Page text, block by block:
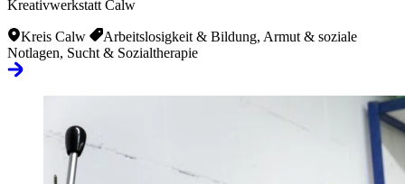
Kreativwerkstatt Calw
Kreis Calw
Arbeitslosigkeit & Bildung, Armut & soziale
Notlagen, Sucht & Sozialtherapie